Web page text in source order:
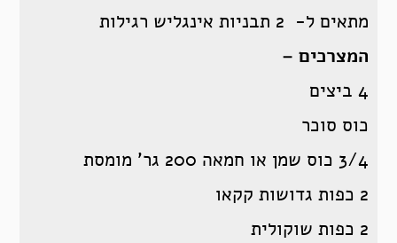
מתאים ל- 2 תבניות אינגליש רגילות
המצרכים –
4 ביצים
כוס סוכר
3/4 כוס שמן או חמאה 200 גר’ מומסת
2 כפות גדושות קקאו
2 כפות שוקולית